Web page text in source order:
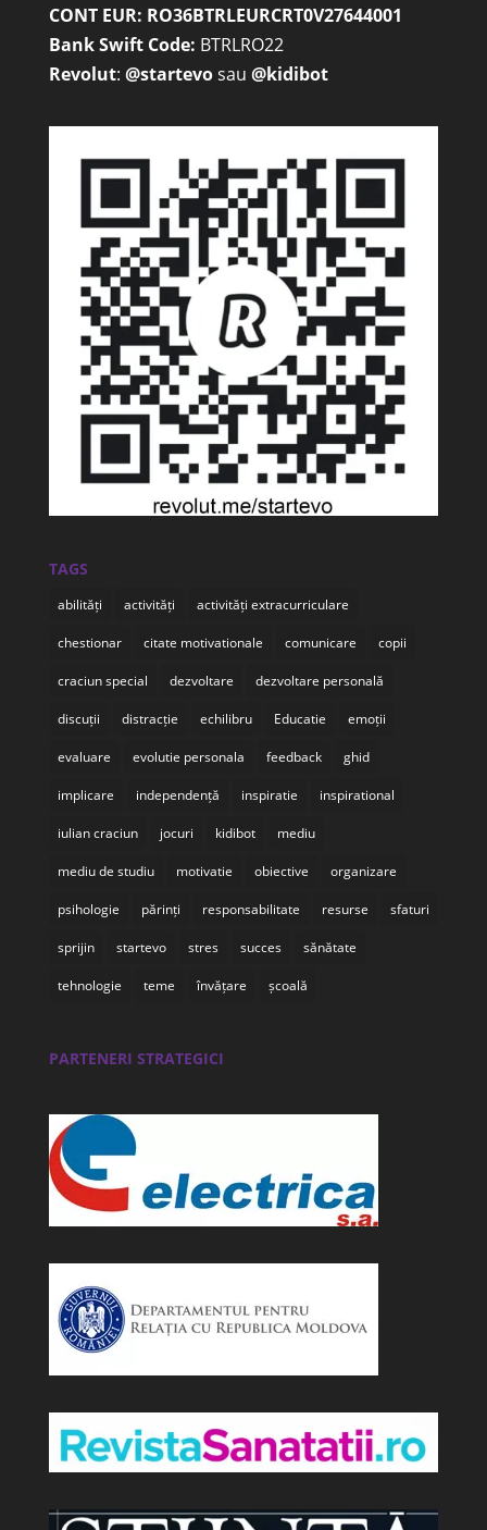
CONT EUR: RO36BTRLEURCRT0V27644001
Bank Swift Code: BTRLRO22
Revolut: @startevosau @kidibot
TAGS
abilități activități activități extracurriculare
chestionar citate motivationale comunicare copii
craciun special dezvoltare dezvoltare personală
discuții distracție echilibru Educatie emoții
evaluare evolutie personala feedback ghid
implicare independență inspiratie inspirational
iulian craciun jocuri kidibot mediu
mediu de studiu motivatie obiective organizare
psihologie părinți responsabilitate resurse sfaturi
sprijin startevo stres succes sănătate
tehnologie teme învățare școală
PARTENERI STRATEGICI